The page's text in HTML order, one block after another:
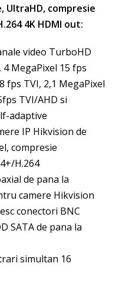
UltraHD, compresie
4K HDMI out:
video TurboHD
MegaPixel 15 fps
fps TVI, 2,1 MegaPixel
TVI/AHD si
adaptive
IP Hikvision de
compresie
H.264
de pana la
camere Hikvision
conectori BNC
SATA de pana la
simultan 16